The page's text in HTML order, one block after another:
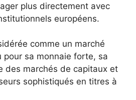
plus directement avec
européens.
comme un marché
pour sa monnaie forte, sa
des marchés de capitaux et
sophistiqués en titres à